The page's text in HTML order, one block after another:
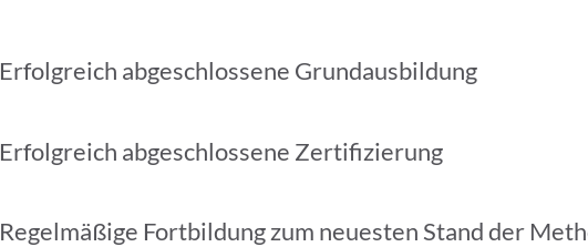
Erfolgreich abgeschlossene Grundausbildung
Erfolgreich abgeschlossene Zertifizierung
Regelmäßige Fortbildung zum neuesten Stand der